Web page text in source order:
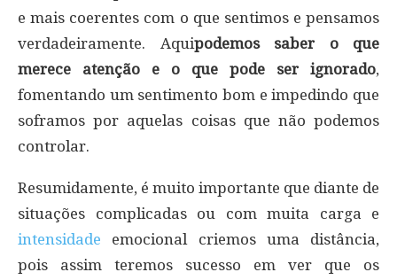
e mais coerentes com o que sentimos e pensamos
verdadeiramente. Aquipodemos saber o que
merece atenção e o que pode ser ignorado,
fomentando um sentimento bom e impedindo que
soframos por aquelas coisas que não podemos
controlar.
Resumidamente, é muito importante que diante de
situações complicadas ou com muita carga e
intensidade emocional criemos uma distância,
pois assim teremos sucesso em ver que os